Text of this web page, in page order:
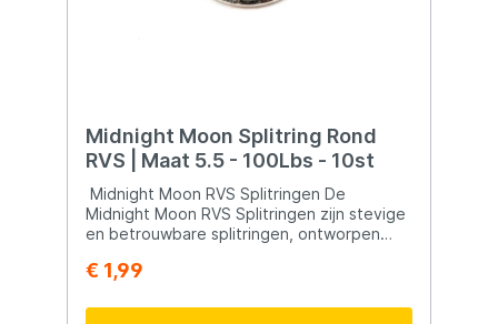
Midnight Moon Splitring Rond
RVS | Maat 5.5 - 100Lbs - 10st
Midnight Moon RVS Splitringen De
Midnight Moon RVS Splitringen zijn stevige
en betrouwbare splitringen, ontworpen
aan verschillende visaccessoires zoals
zijn een must-have voor elke serieuze
€ 1,99